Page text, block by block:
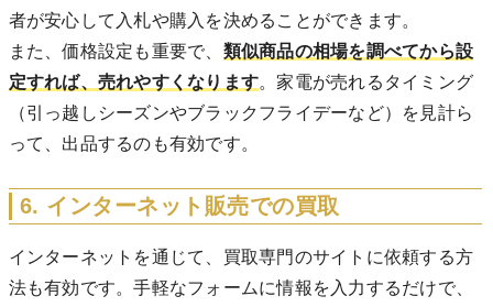
者が安心して入札や購入を決めることができます。
また、価格設定も重要で、 類似商品の相場を調べてから設
定すれば、売れやすくなります。家電が売れるタイミング
（引っ越しシーズンやブラックフライデーなど）を見計ら
って、出品するのも有効です。
6. インターネット販売での買取
インターネットを通じて、買取専門のサイトに依頼する方
法も有効です。手軽なフォームに情報を入力するだけで、